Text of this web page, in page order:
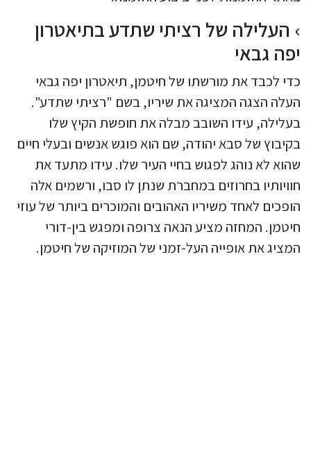
העלילה של רציתי שתדע בתיאטרון
יפה גבאי
כדי לכבד את מורשתו של חיטמן, תיאטרון יפה גבאי
העלה הצגה המציגה את שיריו, בשם "רציתי שתדע".
בעלילה, עידו השובב מבלה את חופשת הקיץ שלו
בקיבוץ של סבא יהודה, שם הוא פוגש אנשים ובעלי חיים
שהוא לא נוהג לפגוש בחיי העיר שלו. עידו מתעד את
חוויותיו בחרוזים במחברת שנתן לו סבו, ורשמים אלה
הופכים לאחד משיריו האהובים והמוכרים ביותר של עוזי
חיטמן. המחזה מציע הנאה צרופה ומפגש בין-דורי
המציג את אופייה העל-זמני של המוזיקה של חיטמן.